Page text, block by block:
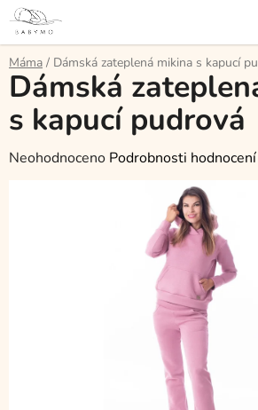
Přejít
obsah
Máma / Dámská zateplená mikina s kapucí
Dámská
s kapucí pudrová
Průměrné
Neohodnoceno Podrobnosti hodnocení